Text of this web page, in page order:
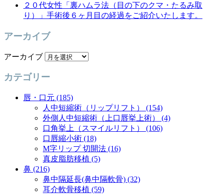
２０代女性「裏ハムラ法（目の下のクマ・たるみ取
り）」手術後６ヶ月目の経過をご紹介いたします。
アーカイブ
アーカイブ
カテゴリー
唇・口元 (185)
人中短縮術（リップリフト） (154)
外側人中短縮術（上口唇挙上術） (4)
口角挙上（スマイルリフト） (106)
口唇縮小術 (18)
M字リップ 切開法 (16)
真皮脂肪移植 (5)
鼻 (216)
鼻中隔延長(鼻中隔軟骨) (32)
耳介軟骨移植 (59)